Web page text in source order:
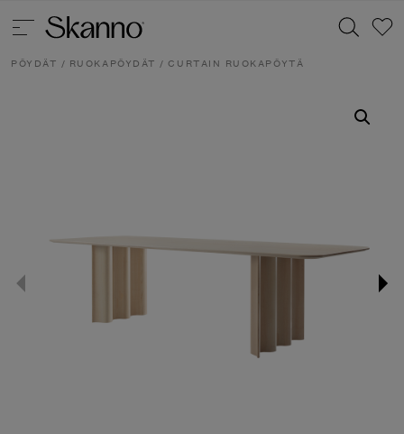
PÖYDÄT / RUOKAPÖYDÄT / CURTAIN RUOKAPÖYTÄ